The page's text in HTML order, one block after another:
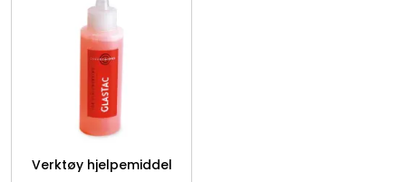
Verktøy hjelpemiddel